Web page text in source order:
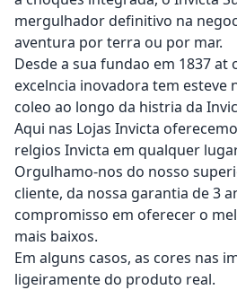
mergulhador definitivo na
aventura por terra ou por mar.
Desde a sua fundao em 1837 at
excelncia inovadora tem esteve
coleo ao longo da histria da
Aqui nas Lojas Invicta
relgios Invicta em qualquer
Orgulhamo-nos do nosso
cliente, da nossa garantia de 3
compromisso em oferecer o
mais baixos.
Em alguns casos, as cores nas
ligeiramente do produto real.